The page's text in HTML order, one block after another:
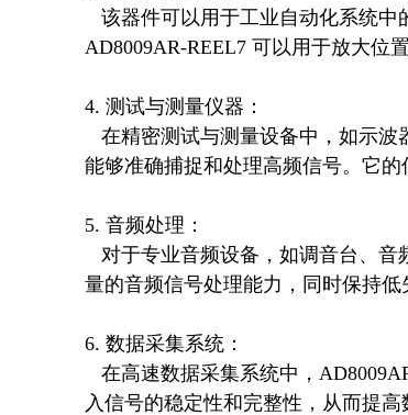
AD8009AR-REEL7 可以用于放大位
4. 测试与测量仪器：
能够准确捕捉和处理高频信号。它的
5. 音频处理：
量的音频信号处理能力，同时保持低
6. 数据采集系统：
入信号的稳定性和完整性，从而提高